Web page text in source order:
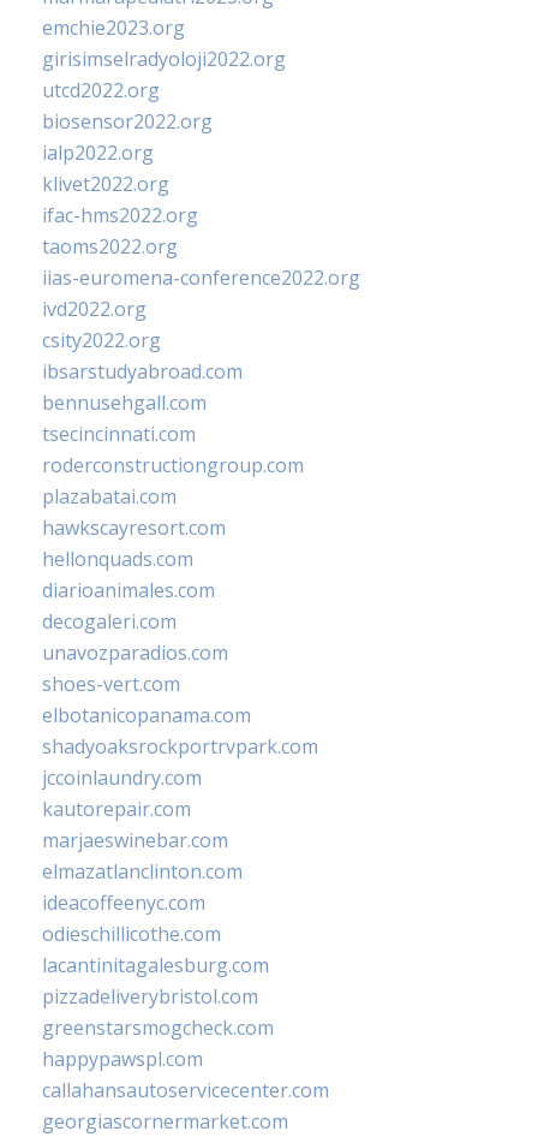
emchie2023.org
girisimselradyoloji2022.org
utcd2022.org
biosensor2022.org
ialp2022.org
klivet2022.org
ifac-hms2022.org
taoms2022.org
iias-euromena-conference2022.org
ivd2022.org
csity2022.org
ibsarstudyabroad.com
bennusehgall.com
tsecincinnati.com
roderconstructiongroup.com
plazabatai.com
hawkscayresort.com
hellonquads.com
diarioanimales.com
decogaleri.com
unavozparadios.com
shoes-vert.com
elbotanicopanama.com
shadyoaksrockportrvpark.com
jccoinlaundry.com
kautorepair.com
marjaeswinebar.com
elmazatlanclinton.com
ideacoffeenyc.com
odieschillicothe.com
lacantinitagalesburg.com
pizzadeliverybristol.com
greenstarsmogcheck.com
happypawspl.com
callahansautoservicecenter.com
georgiascornermarket.com